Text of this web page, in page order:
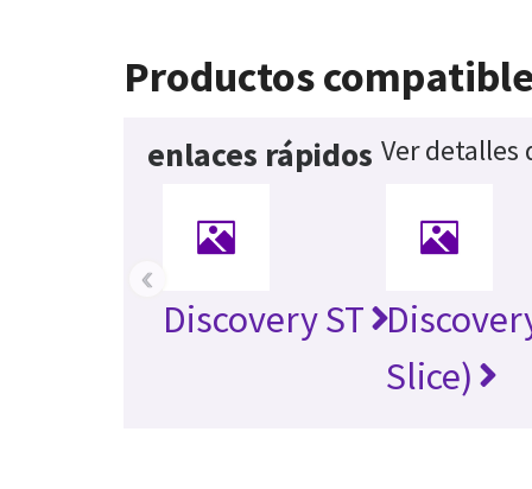
Productos
enlaces rápidos Ver
Discovery ST
Slice)
‹